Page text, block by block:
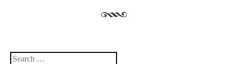
Search